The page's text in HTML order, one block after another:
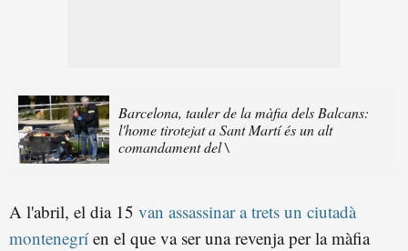
Barcelona, tauler de la màfia dels Balcans:
l'home tirotejat a Sant Martí és un alt
comandament del \
A l'abril, el dia 15 van assassinar a trets un ciutadà
montenegríen el que va ser una revenja per la màfia